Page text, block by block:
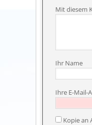
Mit diesem
Ihr Name
Ihre E-Mail-
Kopie an